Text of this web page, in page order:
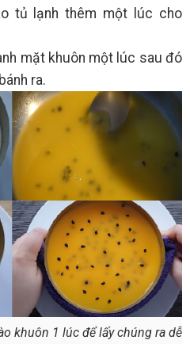
tủ lạnh thêm một lúc cho
mặt khuôn một lúc sau đó
ra.
khuôn 1 lúc để lấy chúng ra dễ